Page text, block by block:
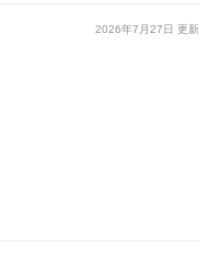
2026年7月27日 更新